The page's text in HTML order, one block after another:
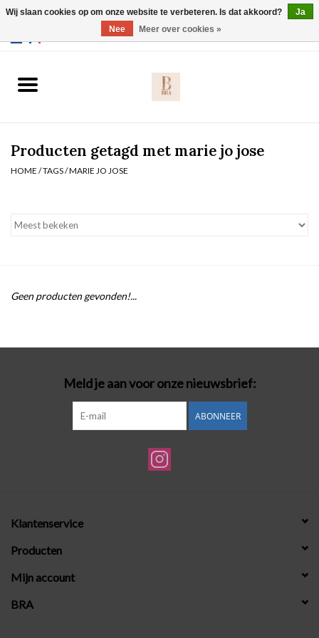
Slip
Nachtmode
Badmode
Lingerie-accessoires
Cadeaubonnen
Producten getagd met marie jo jose
HOME /TAGS/MARIE JO JOSE
Geen producten gevonden!...
Meld je aan voor onze nieuwsbrief:
ABONNEER
Klantenservice
Producten
Mijn account
BRA
Wij slaan cookies op om onze website te verbeteren. Is dat akkoord?
Ja
Nee
Meer over cookies »
Webshop werkt met EU maten. .